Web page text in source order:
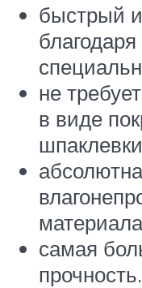
быстрый
не
в виде
самая
прочность.